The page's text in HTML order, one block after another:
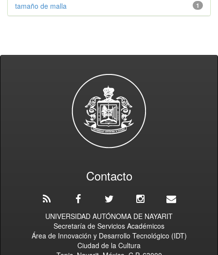
1
tamaño de malla
Contacto
UNIVERSIDAD AUTÓNOMA DE NAYARIT
Secretaría de Servicios Académicos
Área de Innovación y Desarrollo Tecnológico (IDT)
Ciudad de la Cultura